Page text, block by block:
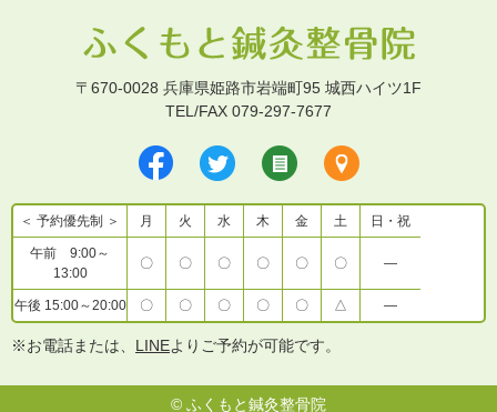
〒670-0028 兵庫県姫路市岩端町95 城西ハイツ1F
TEL/FAX 079-297-7677
＜ 予約優先制 ＞ 月 火 水 木 金 土 日・祝
午前 9:00～
13:00
〇 〇 〇 〇 〇 〇 ―
午後 15:00～20:00 〇 〇 〇 〇 〇 △ ―
※お電話または、 LINEよりご予約が可能です。
© ふくもと鍼灸整骨院